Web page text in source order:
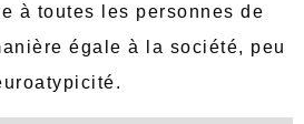
à toutes les personnes de
égale à la société, peu